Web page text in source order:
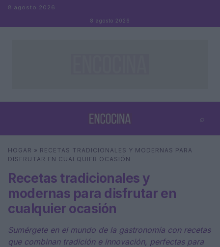
Saltar al contenido
8 agosto 2026
8 agosto 2026
⌕
Buscar ⌕
HOGAR » RECETAS TRADICIONALES Y MODERNAS PARA
DISFRUTAR EN CUALQUIER OCASIÓN
Recetas tradicionales y
modernas para disfrutar en
cualquier ocasión
Sumérgete en el mundo de la gastronomía con recetas
que combinan tradición e innovación, perfectas para